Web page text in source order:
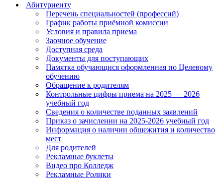
Абитуриенту
Перечень специальностей (профессий)
График работы приёмной комиссии
Условия и правила приема
Заочное обучение
Доступная среда
Документы для поступающих
Памятка обучающися оформленная по Целевому
обучению
Обращение к родителям
Контрольные цифры приема на 2025 — 2026
учебный год
Сведения о количестве поданных заявлений
Приказ о зачислении на 2025-2026 учебный год
Информация о наличии общежития и количество
мест
Для родителей
Рекламные буклеты
Видео про Колледж
Рекламные Ролики